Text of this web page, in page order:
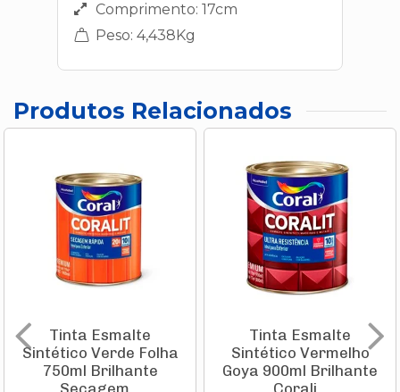
Comprimento: 17cm
Peso: 4,438Kg
Produtos Relacionados
Tinta Esmalte
Sintético Verde Folha
750ml Brilhante
Tinta Esmalte
Sintético Vermelho
Goya 900ml Brilhante